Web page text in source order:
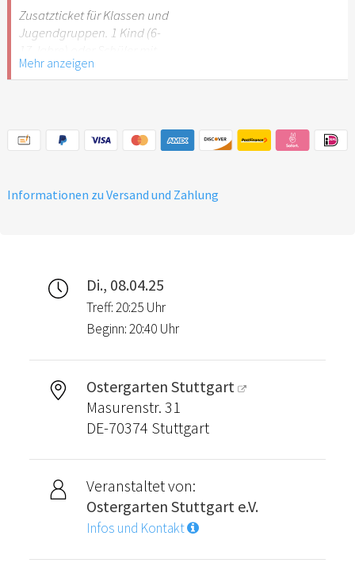
Stuttgart nicht
empfehlenswert.
Zusatzticket für Klassen und
Jugendgruppen. 1 Kind (6-
Schülerausweis.
Stuttgart nicht
empfehlenswert.
Mehr anzeigen
Informationen zu Versand und Zahlung
Di., 08.04.25
Treff: 20:25 Uhr
Beginn: 20:40 Uhr
Ostergarten Stuttgart
Masurenstr. 31
DE-70374 Stuttgart
Veranstaltet von:
Ostergarten Stuttgart e.V.
Infos und Kontakt